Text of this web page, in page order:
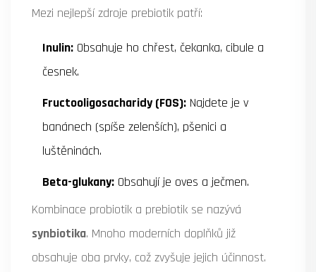
Mezi nejlepší zdroje prebiotik patří:
Inulin: Obsahuje ho chřest, čekanka, cibule a
česnek.
Fructooligosacharidy (FOS): Najdete je v
banánech (spíše zelenších), pšenici a
luštěninách.
Beta-glukany: Obsahují je oves a ječmen.
Kombinace probiotik a prebiotik se nazývá
synbiotika. Mnoho moderních doplňků již
obsahuje oba prvky, což zvyšuje jejich účinnost.